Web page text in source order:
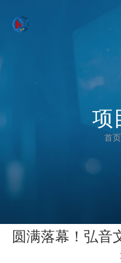
项
首页
圆满落幕！弘音